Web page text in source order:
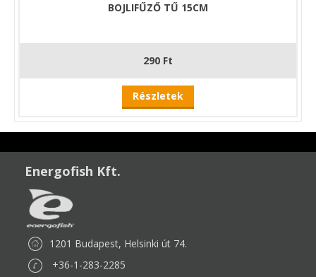
BOJLIFŰZŐ TŰ 15CM
290 Ft
Részletek
Energofish Kft.
1201 Budapest, Helsinki út 74.
+36-1-283-2285